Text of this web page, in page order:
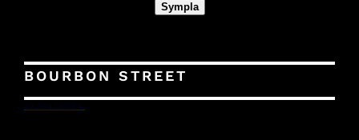
Sympla
BOURBON STREET
23/04/2024